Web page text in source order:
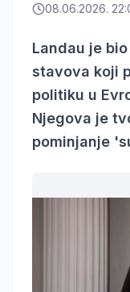
08.06.2026.
Landau je
stavova koji
politiku u
Njegova je
pominjanje